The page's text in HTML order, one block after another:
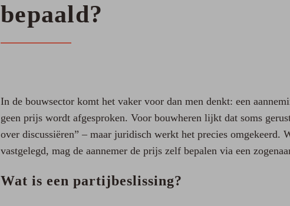
bepaald?
In de bouwsector komt het vaker voor dan men denkt: een
geen prijs wordt afgesproken. Voor bouwheren lijkt dat soms
over discussiëren” – maar juridisch werkt het precies omgekeerd.
vastgelegd, mag de aannemer de prijs zelf bepalen via een
Wat is een partijbeslissing?